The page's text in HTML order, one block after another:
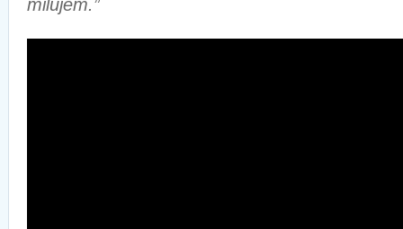
milujem.”